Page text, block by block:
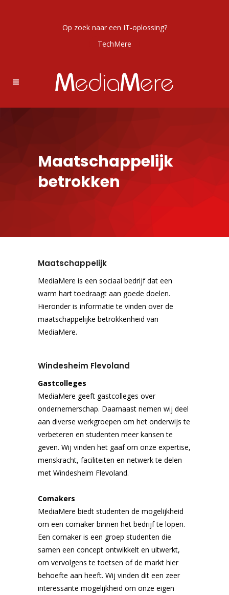
Op zoek naar een IT-oplossing?
TechMere
Maatschappelijk
betrokken
Maatschappelijk
MediaMere is een sociaal bedrijf dat een
warm hart toedraagt aan goede doelen.
Hieronder is informatie te vinden over de
maatschappelijke betrokkenheid van
MediaMere.
Windesheim Flevoland
Gastcolleges
MediaMere geeft gastcolleges over
ondernemerschap. Daarnaast nemen wij deel
aan diverse werkgroepen om het onderwijs te
verbeteren en studenten meer kansen te
geven. Wij vinden het gaaf om onze expertise,
menskracht, faciliteiten en netwerk te delen
met Windesheim Flevoland.
Comakers
MediaMere biedt studenten de mogelijkheid
om een comaker binnen het bedrijf te lopen.
Een comaker is een groep studenten die
samen een concept ontwikkelt en uitwerkt,
om vervolgens te toetsen of de markt hier
behoefte aan heeft. Wij vinden dit een zeer
interessante mogelijkheid om onze eigen